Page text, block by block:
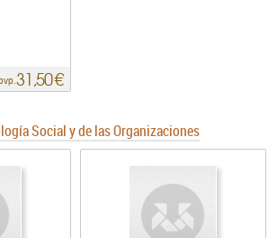
31,50 €
Social y de las Organizaciones